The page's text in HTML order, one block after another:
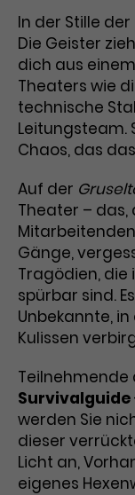
In der Stille
Die Geister
dich aus
Theaters wie
technische
Leitungsteam.
Chaos, das
Auf der
Theater – das,
Gänge,
Tragödien, die
spürbar sind.
Unbekannte,
Kulissen
Teilnehmende
Survivalguide
werden Sie
dieser
Licht an,
eigenes